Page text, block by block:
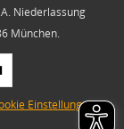
Niederlassung
München.
Einstellungen